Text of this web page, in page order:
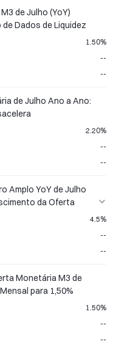
de Julho (YoY)
Dados de Liquidez
1.50%
--
--
de Julho Ano a Ano:
2.20%
--
--
Amplo YoY de Julho
da Oferta
4.5%
--
--
Monetária M3 de
para 1,50%
1.50%
--
--